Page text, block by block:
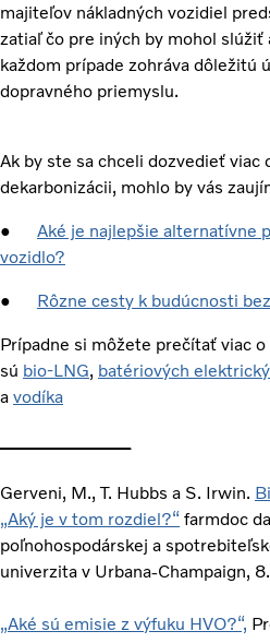
majiteľov nákladných vozidiel
zatiaľ čo pre iných by mohol slúžiť
každom prípade zohráva dôležitú
dopravného priemyslu.
Ak by ste sa chceli dozvedieť viac
dekarbonizácii, mohlo by vás
● Aké je najlepšie alternatívne
vozidlo?
● Rôzne cesty k budúcnosti
Prípadne si môžete prečítať viac
sú bio-LNG, batériových
a vodíka
Gerveni, M., T. Hubbs a S. Irwin.
„Aký je v tom rozdiel?“ farmdoc
poľnohospodárskej a
univerzita v Urbana-Champaign,
„Aké sú emisie z výfuku HVO?“,